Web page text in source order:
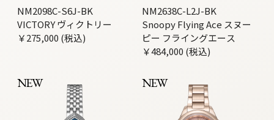
NM2098C-S6J-BK
VICTORY ヴィクトリー
￥275,000 (税込)
NM2638C-L2J-BK
Snoopy Flying Ace スヌー
ピー フライングエース
￥484,000 (税込)
NEW NEW